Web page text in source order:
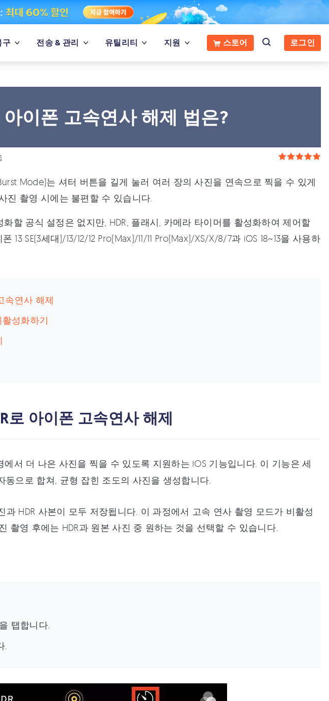
구 전송 & 관리 유틸리티 지원 스토어 로그인
이폰 고속연사 해제 법은?
Mode)는 셔터 버튼을 길게 눌러 여러 장의 사진을 연속으로 찍을 수 있게
진 촬영 시에는 불편할 수 있습니다.
할 공식 설정은 없지만, HDR, 플래시, 카메라 타이머를 활성화하여 제어할
SE(3세대)/13/12/12 Pro(Max)/11/11 Pro(Max)/XS/X/8/7과 iOS 18~13을 사용하
속연사 해제
성화하기
로 아이폰 고속연사 해제
에서 더 나은 사진을 찍을 수 있도록 지원하는 iOS 기능입니다. 이 기능은 세
으로 합쳐, 균형 잡힌 조도의 사진을 생성합니다.
과 HDR 사본이 모두 저장됩니다. 이 과정에서 고속 연사 촬영 모드가 비활성
촬영 후에는 HDR과 원본 사진 중 원하는 것을 선택할 수 있습니다.
탭합니다.
.